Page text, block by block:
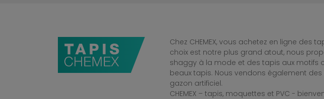
Chez CHEMEX, vous achetez en ligne
choix est notre plus grand atout, nous
shaggy à la mode et des tapis aux motifs
beaux tapis. Nous vendons également
gazon artificiel.
CHEMEX – tapis, moquettes et PVC -